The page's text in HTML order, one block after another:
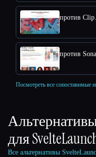
против Sona
Посмотреть все сопоставимые
для
Все альтернативы